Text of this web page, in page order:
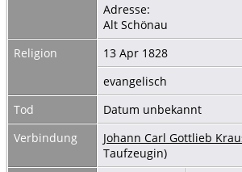
Adresse:
Alt Schönau
Religion
13 Apr 1828
evangelisch
Tod
Datum unbekannt
Verbindung
Johann Carl Gottlieb
Taufzeugin)